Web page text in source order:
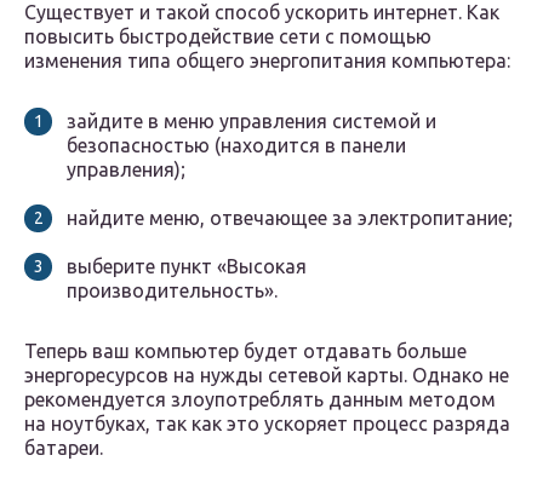
Существует и такой способ ускорить интернет. Как
повысить быстродействие сети с помощью
изменения типа общего энергопитания компьютера:
зайдите в меню управления системой и
безопасностью (находится в панели
управления);
найдите меню, отвечающее за электропитание;
выберите пункт «Высокая
производительность».
Теперь ваш компьютер будет отдавать больше
энергоресурсов на нужды сетевой карты. Однако не
рекомендуется злоупотреблять данным методом
на ноутбуках, так как это ускоряет процесс разряда
батареи.